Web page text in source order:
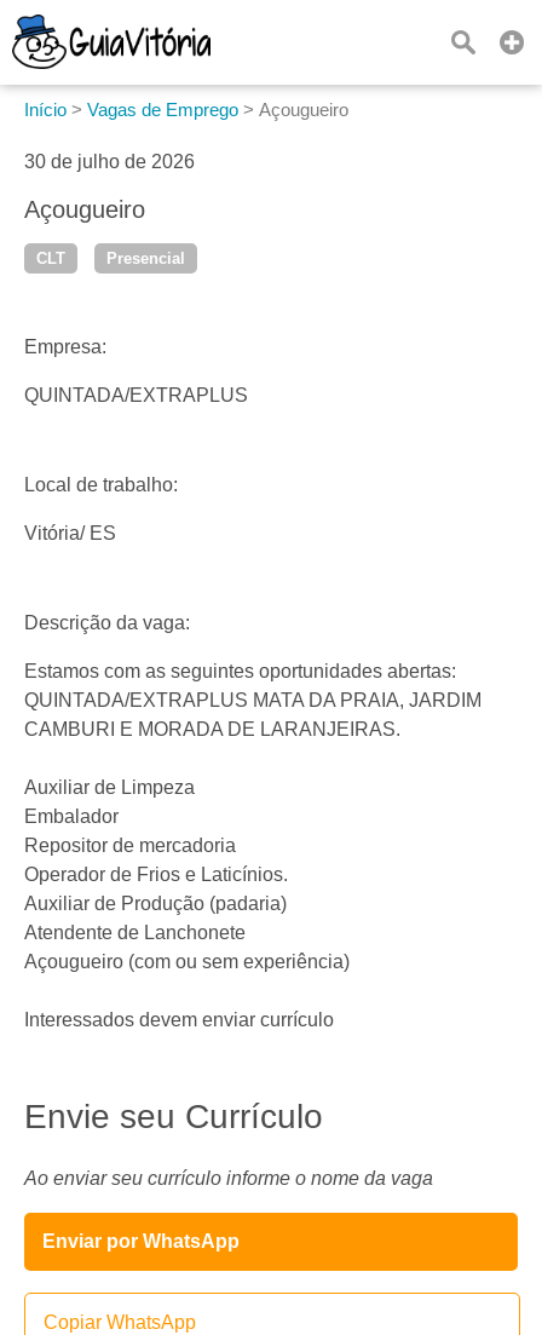
Início > Vagas de Emprego > Açougueiro
30 de julho de 2026
Açougueiro
CLT Presencial
Empresa:
QUINTADA/EXTRAPLUS
Local de trabalho:
Vitória/ ES
Descrição da vaga:
Estamos com as seguintes oportunidades abertas:
QUINTADA/EXTRAPLUS MATA DA PRAIA, JARDIM
CAMBURI E MORADA DE LARANJEIRAS.
Auxiliar de Limpeza
Embalador
Repositor de mercadoria
Operador de Frios e Laticínios.
Auxiliar de Produção (padaria)
Atendente de Lanchonete
Açougueiro (com ou sem experiência)
Interessados devem enviar currículo
Envie seu Currículo
Ao enviar seu currículo informe o nome da vaga
Enviar por WhatsApp
Copiar WhatsApp